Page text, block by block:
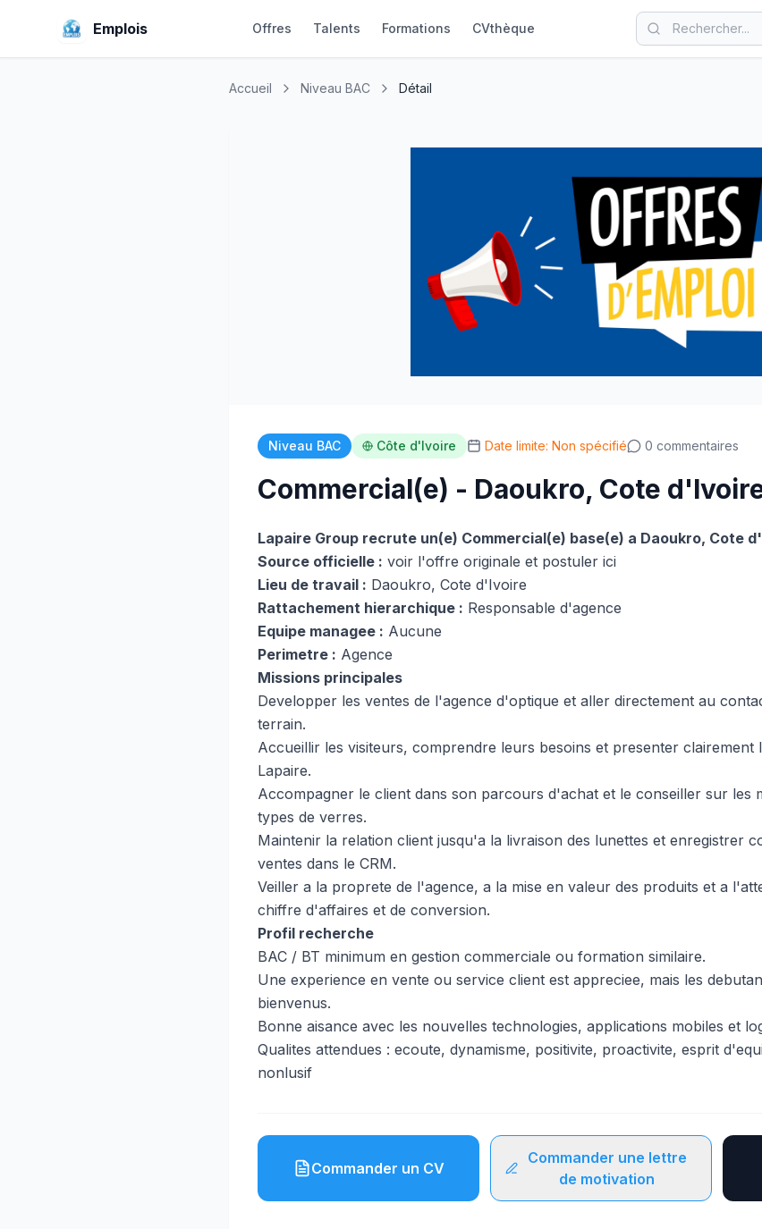
Emplois Offres Talents Formations CVthèque
Accueil Niveau BAC Détail
Niveau BAC Côte d'Ivoire Date limite: Non spécifié 0 commentaires
Commercial(e) - Daoukro, Cote
Lapaire Group recrute un(e) Commercial(e) base(e) a Daoukro, Cote
Source officielle : voir l'offre originale et postuler ici
Lieu de travail : Daoukro, Cote d'Ivoire
Rattachement hierarchique : Responsable d'agence
Equipe managee : Aucune
Perimetre : Agence
Missions principales
Developper les ventes de l'agence d'optique et aller directement au
terrain.
Accueillir les visiteurs, comprendre leurs besoins et presenter clairement
Lapaire.
Accompagner le client dans son parcours d'achat et le conseiller sur les
types de verres.
Maintenir la relation client jusqu'a la livraison des lunettes et enregistrer
ventes dans le CRM.
Veiller a la proprete de l'agence, a la mise en valeur des produits et a
chiffre d'affaires et de conversion.
Profil recherche
BAC / BT minimum en gestion commerciale ou formation similaire.
Une experience en vente ou service client est appreciee, mais les
bienvenus.
Bonne aisance avec les nouvelles technologies, applications mobiles et
Qualites attendues : ecoute, dynamisme, positivite, proactivite, esprit
nonlusif
Commander un CV
Commander une lettre
de motivation